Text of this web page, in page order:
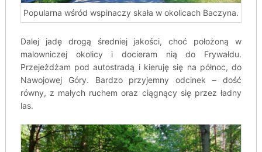
Popularna wśród wspinaczy skała w okolicach Baczyna.
Dalej jadę drogą średniej jakości, choć położoną w
malowniczej okolicy i docieram nią do Frywałdu.
Przejeżdżam pod autostradą i kieruję się na północ, do
Nawojowej Góry. Bardzo przyjemny odcinek – dość
równy, z małych ruchem oraz ciągnący się przez ładny
las.